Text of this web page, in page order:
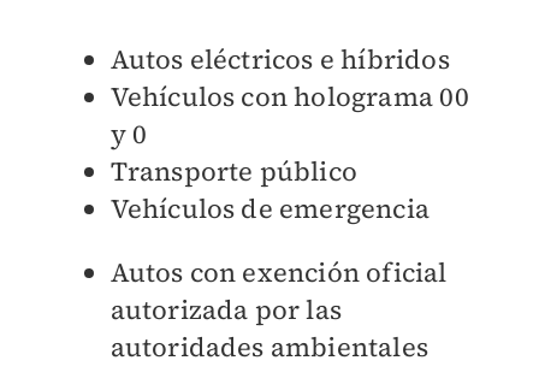
Autos eléctricos e híbridos
Vehículos con holograma 00
y 0
Transporte público
Vehículos de emergencia
Autos con exención oficial
autorizada por las
autoridades ambientales